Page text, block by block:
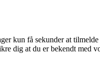
kun få sekunder at
dig at du er bekendt